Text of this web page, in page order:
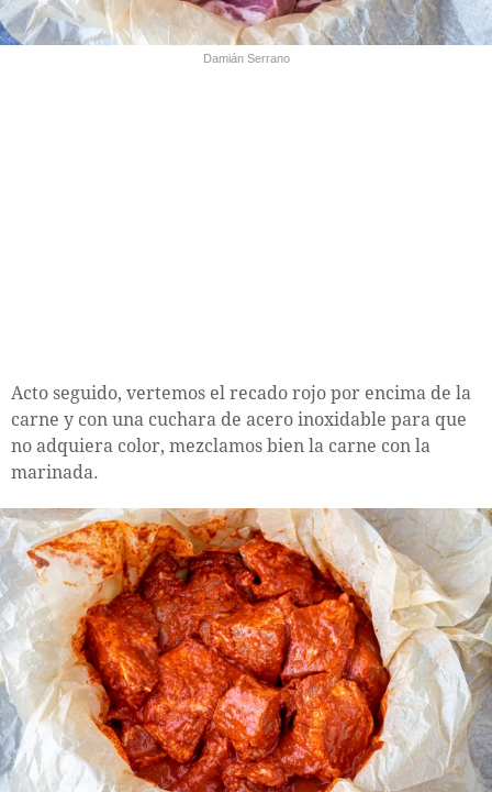
Damián Serrano
Acto seguido, vertemos el recado rojo por encima de la
carne y con una cuchara de acero inoxidable para que
no adquiera color, mezclamos bien la carne con la
marinada.